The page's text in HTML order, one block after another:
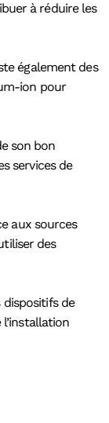
à réduire les
également des
ion pour
son bon
services de
aux sources
des
de